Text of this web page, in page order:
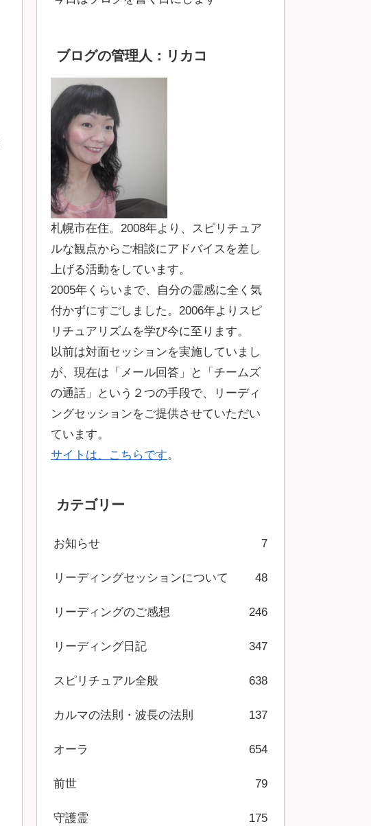
ブログの管理人：リカコ
札幌市在住。2008年より、スピリチュア
ルな観点からご相談にアドバイスを差し
上げる活動をしています。
2005年くらいまで、自分の霊感に全く気
付かずにすごしました。2006年よりスピ
リチュアリズムを学び今に至ります。
以前は対面セッションを実施していまし
が、現在は「メール回答」と「チームズ
の通話」という２つの手段で、リーディ
ングセッションをご提供させていただい
ています。
サイトは、こちらです。
カテゴリー
お知らせ 7
リーディングセッションについて 48
リーディングのご感想 246
リーディング日記 347
スピリチュアル全般 638
カルマの法則・波長の法則 137
オーラ 654
前世 79
守護霊 175